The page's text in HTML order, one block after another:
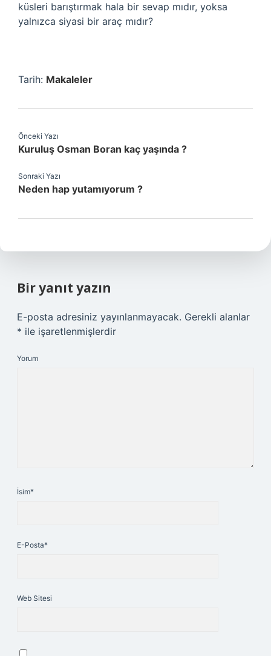
küsleri barıştırmak hala bir sevap mıdır, yoksa
yalnızca siyasi bir araç mıdır?
Tarih: Makaleler
Önceki Yazı
Kuruluş Osman Boran kaç yaşında ?
Sonraki Yazı
Neden hap yutamıyorum ?
Bir yanıt yazın
E-posta adresiniz yayınlanmayacak. Gerekli alanlar
* ile işaretlenmişlerdir
Yorum
İsim*
E-Posta*
Web Sitesi